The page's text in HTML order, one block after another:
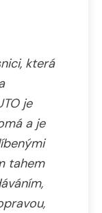
která
je
a je
tahem